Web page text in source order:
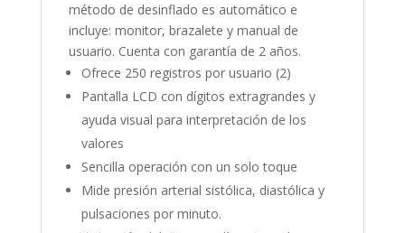
método de desinflado es automático e
incluye: monitor, brazalete y manual de
usuario. Cuenta con garantía de 2 años.
Ofrece 250 registros por usuario (2)
Pantalla LCD con dígitos extragrandes y
ayuda visual para interpretación de los
valores
Sencilla operación con un solo toque
Mide presión arterial sistólica, diastólica y
pulsaciones por minuto.